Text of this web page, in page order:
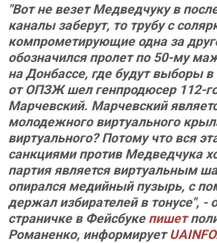
"Вот не везет Медведчуку в
каналы заберут, то трубу с
компрометирующие одна за
обозначился пролет по 50-му
на Донбассе, где будут выборы
от ОПЗЖ шел генпродюсер 112-
Марчевский. Марчевский
молодежного виртуального
виртуального? Потому что вся
санкциями против Медведчука
партия является виртуальным
опирался медийный пузырь, с
держал избирателей в тонусе", -
страничке в Фейсбуке пишет
Романенко, информирует